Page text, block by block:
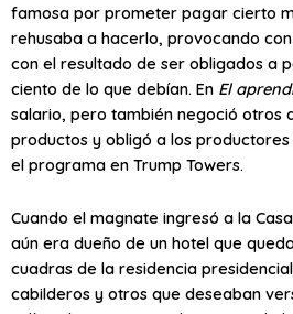
famosa por prometer pagar cierto
rehusaba a hacerlo, provocando
con el resultado de ser obligados a
ciento de lo que debían. En El
salario, pero también negoció otros
productos y obligó a los
el programa en Trump Towers.
Cuando el magnate ingresó a la
aún era dueño de un hotel que
cuadras de la residencia
cabilderos y otros que deseaban